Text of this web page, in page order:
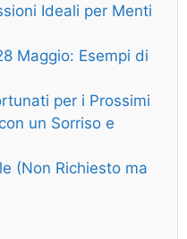
Ideali per Menti
Maggio: Esempi di
per i Prossimi
un Sorriso e
(Non Richiesto ma